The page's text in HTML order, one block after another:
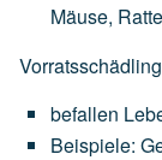
Mäuse,
befallen
Beispiele: